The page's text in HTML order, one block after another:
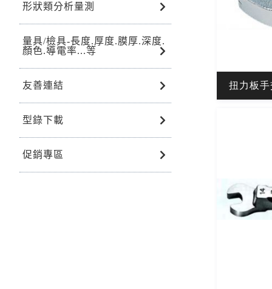
形狀類分析量測
量具/檢具-長度.厚度.膜厚.深度.
顏色.導電率...等
友善連結
型錄下載
促銷專區
扭力板